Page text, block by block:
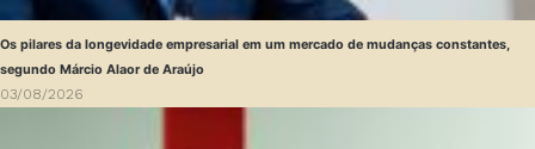
Os pilares da longevidade empresarial em um mercado de mudanças constantes,
segundo Márcio Alaor de Araújo
03/08/2026